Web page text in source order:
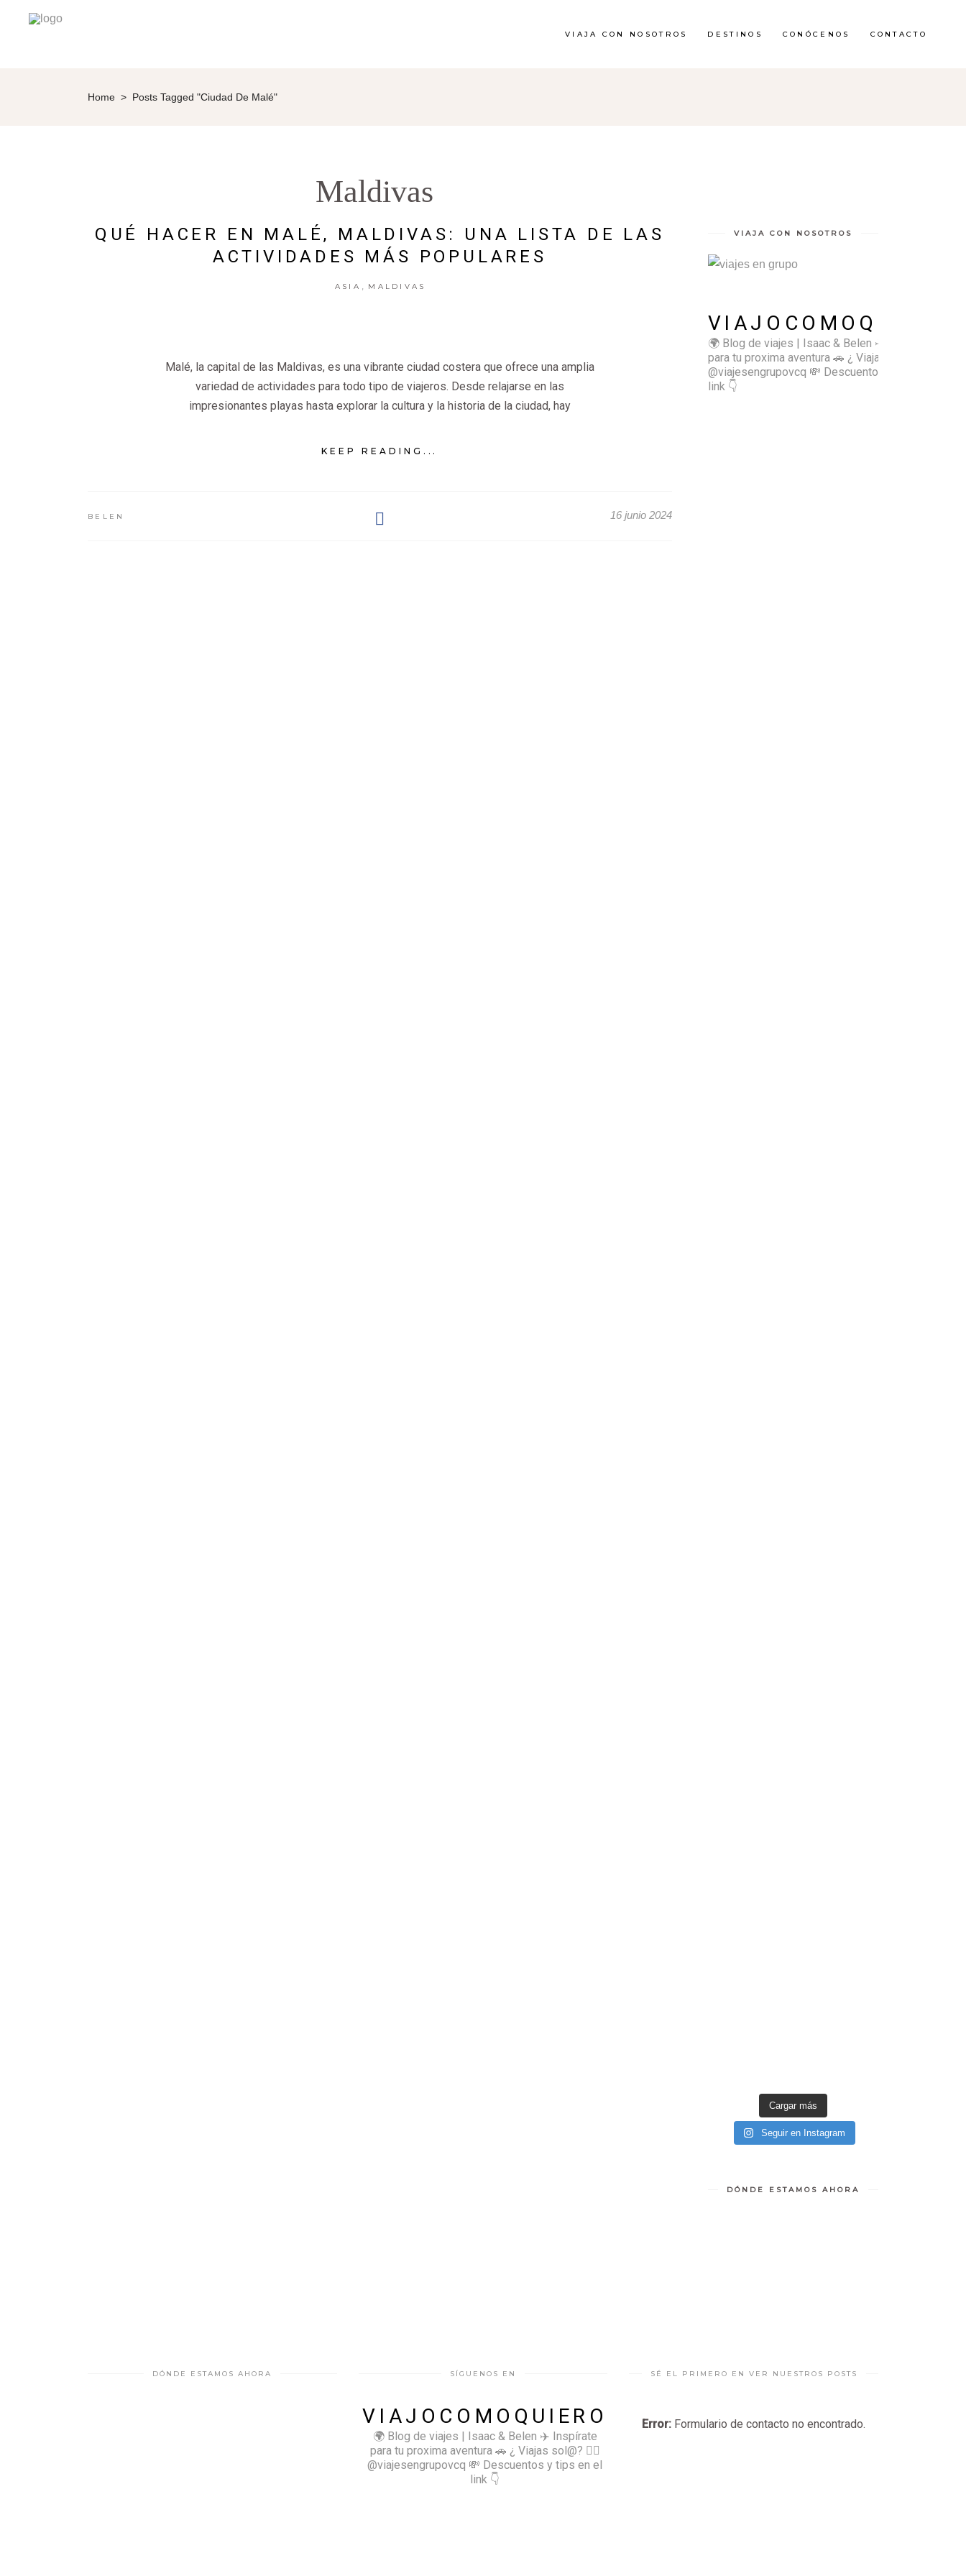
VIAJA CON NOSOTROS DESTINOS CONÓCENOS CONTACTO
Home > Posts Tagged "Ciudad De Malé"
Maldivas
QUÉ HACER EN MALÉ, MALDIVAS: UNA LISTA DE LAS
ACTIVIDADES MÁS POPULARES
ASIA MALDIVAS
Malé, la capital de las Maldivas, es una vibrante ciudad costera que ofrece una amplia
variedad de actividades para todo tipo de viajeros. Desde relajarse en las
impresionantes playas hasta explorar la cultura y la historia de la ciudad, hay
KEEP READING...
BELEN 16 junio 2024
VIAJA CON NOSOTROS
VIAJOCOMOQUIERO
🌍 Blog de viajes | Isaac & Belen ✈️ Inspírate
para tu proxima aventura 🚗 ¿ Viajas sol@? 👉🏻
@viajesengrupovcq 💸 Descuentos y tips en el
link 👇
Cargar más
Seguir en Instagram
DÓNDE ESTAMOS AHORA
DÓNDE ESTAMOS AHORA SÍGUENOS EN
VIAJOCOMOQUIERO
🌍 Blog de viajes | Isaac & Belen ✈️ Inspírate
para tu proxima aventura 🚗 ¿ Viajas sol@? 👉🏻
@viajesengrupovcq 💸 Descuentos y tips en el
link 👇
SÉ EL PRIMERO EN VER NUESTROS POSTS
Error: Formulario de contacto no encontrado.